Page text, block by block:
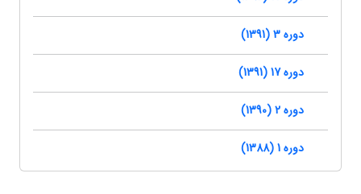
دوره 3 (1391)
دوره 17 (1391)
دوره 2 (1390)
دوره 1 (1388)